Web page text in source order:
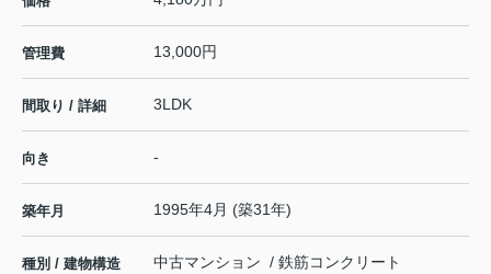
管理費 13,000円
間取り / 詳細 3LDK
向き -
築年月 1995年4月 (築31年)
種別 / 建物構造 中古マンション / 鉄筋コンクリート